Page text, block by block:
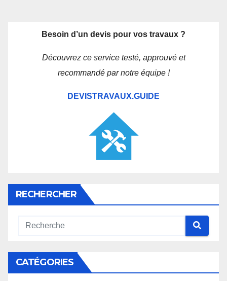
Besoin d’un devis pour vos travaux ?
Découvrez ce service testé, approuvé et
recommandé par notre équipe !
DEVISTRAVAUX.GUIDE
RECHERCHER
CATÉGORIES